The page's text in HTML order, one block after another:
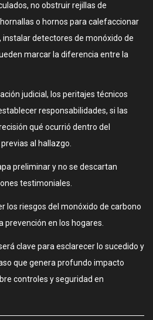
no obstruir rejillas de
o hornos para calefaccionar
instalar detectores de monóxido de
marcar la diferencia entre la
judicial, los peritajes técnicos
responsabilidades, si las
qué ocurrió dentro del
al hallazgo.
preliminar y no se descartan
testimoniales.
los riesgos del monóxido de carbono
en los hogares.
clave para esclarecer lo sucedido y
que genera profundo impacto
controles y seguridad en